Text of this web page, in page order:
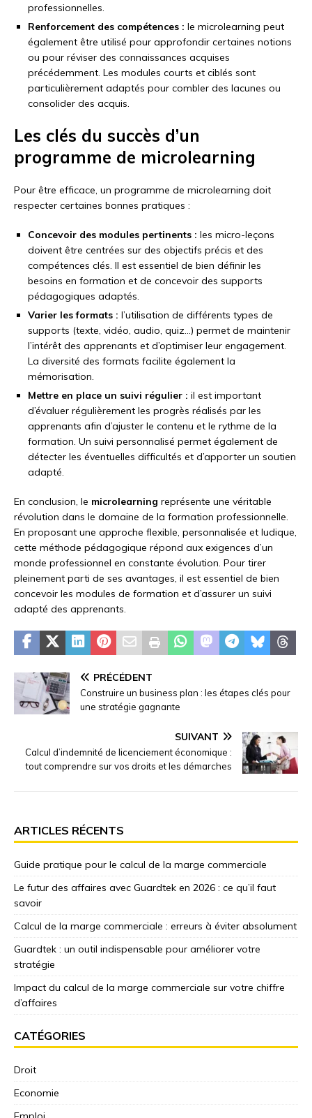
professionnelles.
Renforcement des compétences : le microlearning peut
également être utilisé pour approfondir certaines notions
ou pour réviser des connaissances acquises
précédemment. Les modules courts et ciblés sont
particulièrement adaptés pour combler des lacunes ou
consolider des acquis.
Les clés du succès d’un
programme de microlearning
Pour être efficace, un programme de microlearning doit
respecter certaines bonnes pratiques :
Concevoir des modules pertinents : les micro-leçons
doivent être centrées sur des objectifs précis et des
compétences clés. Il est essentiel de bien définir les
besoins en formation et de concevoir des supports
pédagogiques adaptés.
Varier les formats : l’utilisation de différents types de
supports (texte, vidéo, audio, quiz…) permet de maintenir
l’intérêt des apprenants et d’optimiser leur engagement.
La diversité des formats facilite également la
mémorisation.
Mettre en place un suivi régulier : il est important
d’évaluer régulièrement les progrès réalisés par les
apprenants afin d’ajuster le contenu et le rythme de la
formation. Un suivi personnalisé permet également de
détecter les éventuelles difficultés et d’apporter un soutien
adapté.
En conclusion, le microlearning représente une véritable
révolution dans le domaine de la formation professionnelle.
En proposant une approche flexible, personnalisée et ludique,
cette méthode pédagogique répond aux exigences d’un
monde professionnel en constante évolution. Pour tirer
pleinement parti de ses avantages, il est essentiel de bien
concevoir les modules de formation et d’assurer un suivi
adapté des apprenants.
PRÉCÉDENT
Construire un business plan : les étapes clés pour
une stratégie gagnante
SUIVANT
Calcul d’indemnité de licenciement économique :
tout comprendre sur vos droits et les démarches
ARTICLES RÉCENTS
Guide pratique pour le calcul de la marge commerciale
Le futur des affaires avec Guardtek en 2026 : ce qu’il faut
savoir
Calcul de la marge commerciale : erreurs à éviter absolument
Guardtek : un outil indispensable pour améliorer votre
stratégie
Impact du calcul de la marge commerciale sur votre chiffre
d’affaires
CATÉGORIES
Droit
Economie